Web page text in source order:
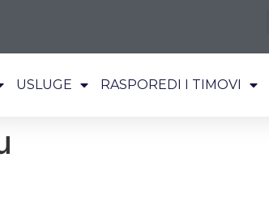
USLUGE RASPOREDI I TIMOVI